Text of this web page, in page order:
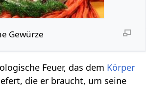
Gewürze
Feuer, das dem Körper
die er braucht, um seine